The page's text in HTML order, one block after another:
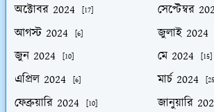
অক্টোবর 2024 [17] সেপ্টেম্বর
আগস্ট 2024 [6] জুলাই 2024
জুন 2024 [10] মে 2024 [15]
এপ্রিল 2024 [6] মার্চ 2024
ফেব্রুয়ারি 2024 [10] জানুয়ারি